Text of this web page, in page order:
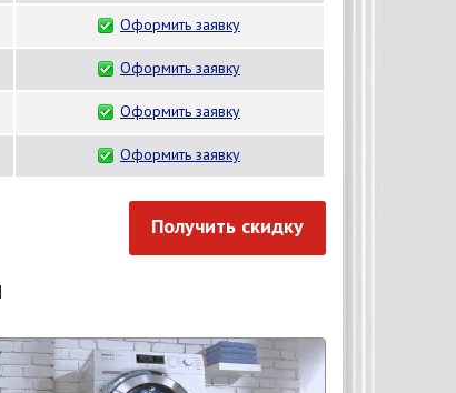
Оформить заявку
Оформить заявку
Оформить заявку
Оформить заявку
Получить скидку